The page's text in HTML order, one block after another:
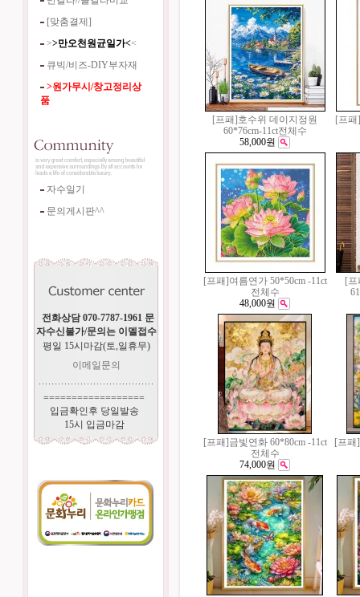
[맞춤결제]
>>만오천원균일가<<
큐빅/비즈-DIY부자재
>원가무시/창고정리상
품
자수일기
문의게시판^^
전화상담 070-7787-1961 문
자수신불가/문의는 이멜접수
평일 15시마감(토,일휴무)
이메일문의
==================
입금확인후 당일발송
15시 입금마감
[프패]호수위 데이지정원
60*76cm-11ct전체수
58,000원
[프
[프패]여름연가 50*50cm -11ct
전체수
48,000원
[
[프패]금빛연화 60*80cm -11ct
전체수
74,000원
[프패